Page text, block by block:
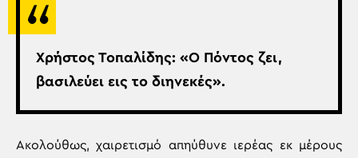
Χρήστος Τοπαλίδης: «Ο Πόντος ζει,
βασιλεύει εις το διηνεκές».
Ακολούθως, χαιρετισμό απηύθυνε ιερέας εκ μέρους